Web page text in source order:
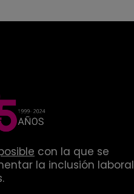
con la que se
la inclusión laboral